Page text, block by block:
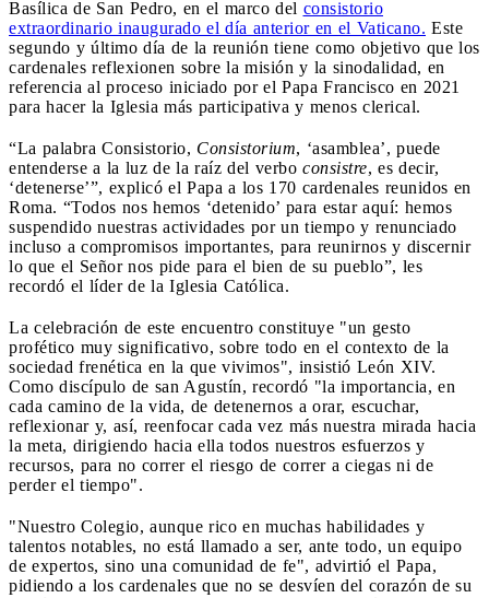
Basílica de San Pedro, en el marco del consistorio
extraordinario inaugurado el día anterior en el Vaticano. Este
segundo y último día de la reunión tiene como objetivo que los
cardenales reflexionen sobre la misión y la sinodalidad, en
referencia al proceso iniciado por el Papa Francisco en 2021
para hacer la Iglesia más participativa y menos clerical.
“La palabra Consistorio, Consistorium, ‘asamblea’, puede
entenderse a la luz de la raíz del verbo consistre, es decir,
‘detenerse’”, explicó el Papa a los 170 cardenales reunidos en
Roma. “Todos nos hemos ‘detenido’ para estar aquí: hemos
suspendido nuestras actividades por un tiempo y renunciado
incluso a compromisos importantes, para reunirnos y discernir
lo que el Señor nos pide para el bien de su pueblo”, les
recordó el líder de la Iglesia Católica.
La celebración de este encuentro constituye "un gesto
profético muy significativo, sobre todo en el contexto de la
sociedad frenética en la que vivimos", insistió León XIV.
Como discípulo de san Agustín, recordó "la importancia, en
cada camino de la vida, de detenernos a orar, escuchar,
reflexionar y, así, reenfocar cada vez más nuestra mirada hacia
la meta, dirigiendo hacia ella todos nuestros esfuerzos y
recursos, para no correr el riesgo de correr a ciegas ni de
perder el tiempo".
"Nuestro Colegio, aunque rico en muchas habilidades y
talentos notables, no está llamado a ser, ante todo, un equipo
de expertos, sino una comunidad de fe", advirtió el Papa,
pidiendo a los cardenales que no se desvíen del corazón de su